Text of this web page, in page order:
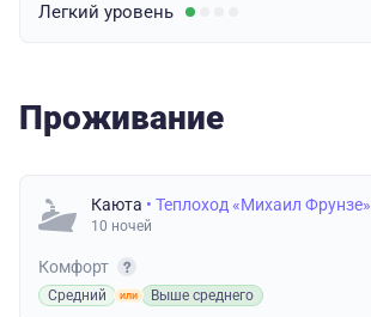
Легкий уровень
Проживание
Каюта • Теплоход «Михаил Фрунзе»
10 ночей
Комфорт
Средний Выше среднего